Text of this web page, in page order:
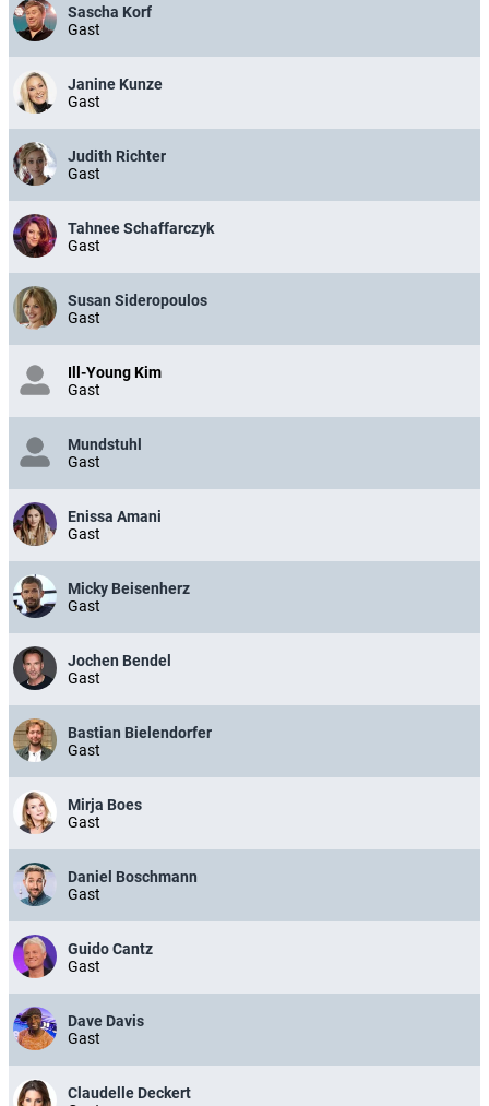
Sascha Korf
Gast
Janine Kunze
Gast
Judith Richter
Gast
Tahnee Schaffarczyk
Gast
Susan Sideropoulos
Gast
Ill-Young Kim
Gast
Mundstuhl
Gast
Enissa Amani
Gast
Micky Beisenherz
Gast
Jochen Bendel
Gast
Bastian Bielendorfer
Gast
Mirja Boes
Gast
Daniel Boschmann
Gast
Guido Cantz
Gast
Dave Davis
Gast
Claudelle Deckert